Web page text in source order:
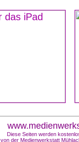
Diese Seiten werden
von der Medienwerkstatt